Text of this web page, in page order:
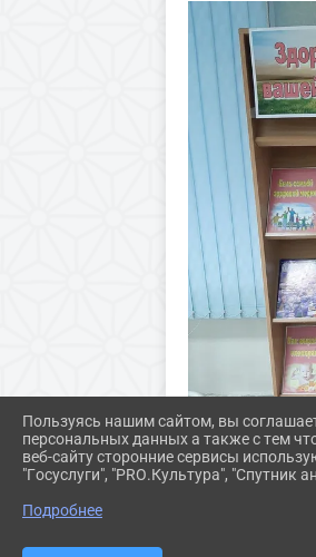
Пользуясь нашим сайтом, вы
персональных данных а также с тем
веб-сайту сторонние сервисы
"Госуслуги", "PRO.Культура", "Спутник
Подробнее